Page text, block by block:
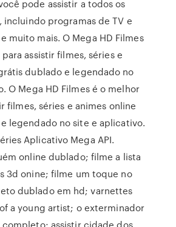
pode assistir a todos os
programas de TV e
muito mais. O Mega HD Filmes
assistir filmes, séries e
dublado e legendado no
O Mega HD Filmes é o melhor
filmes, séries e animes online
legendado no site e aplicativo.
Aplicativo Mega API.
online dublado; filme a lista
3d onine; filme um toque no
dublado em hd; varnettes
a young artist; o exterminador
assistir cidade dos